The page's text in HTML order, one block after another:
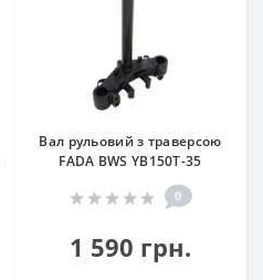
Вал рульовий з траверсою
FADA BWS YB150T-35
0
1 590 грн.